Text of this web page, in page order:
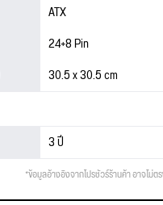
ATX
24+8 Pin
30.5 x 30.5 cm
3 ปี
*ข้อมูลอ้างอิงจากโปรชัวร์ร้านค้า อาจไม่